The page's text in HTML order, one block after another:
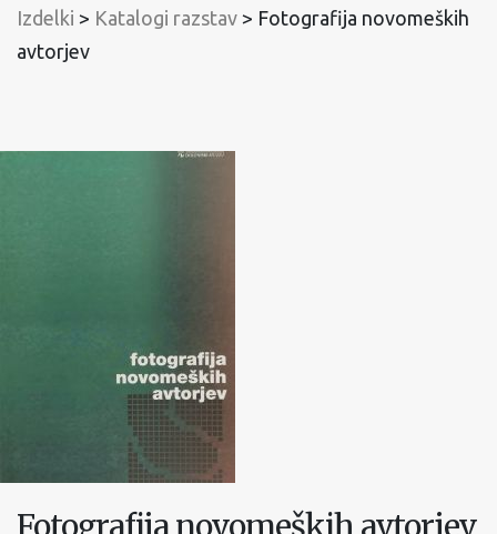
Izdelki > Katalogi razstav > Fotografija novomeških
avtorjev